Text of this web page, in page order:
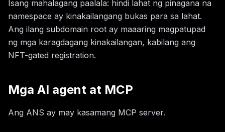
Isang mahalagang paalala: hindi lahat ng pinagana na
namespace ay kinakailangang bukas para sa lahat.
Ang ilang subdomain root ay maaaring magpatupad
ng mga karagdagang kinakailangan, kabilang ang
NFT-gated registration.
Mga AI agent at MCP
Ang ANS ay may kasamang MCP server.